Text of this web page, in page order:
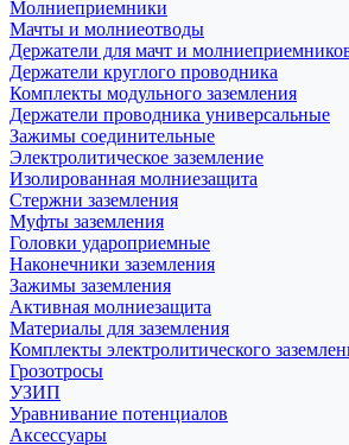
Молниеприемники
Мачты и молниеотводы
Держатели для мачт и
Держатели круглого проводника
Комплекты модульного заземления
Держатели проводника универсальные
Зажимы соединительные
Электролитическое заземление
Изолированная молниезащита
Стержни заземления
Муфты заземления
Головки удароприемные
Наконечники заземления
Зажимы заземления
Активная молниезащита
Материалы для заземления
Комплекты электролитического
Грозотросы
УЗИП
Уравнивание потенциалов
Аксессуары